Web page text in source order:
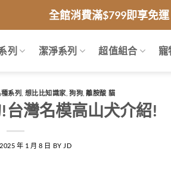
全館消費滿$799即享免運
列 潔淨系列 超值組合 寵
系列 想比比知識家 ,狗狗 ,離胺酸 貓
灣名模高山犬介紹!
2025 年 1 月 8 日 BY JD